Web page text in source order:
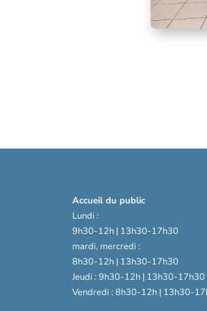
Accueil du public
Lundi :
9h30-12h | 13h30-17h30
mardi, mercredi :
8h30-12h | 13h30-17h30
Jeudi : 9h30-12h | 13h30-17h30
Vendredi : 8h30-12h | 13h30-